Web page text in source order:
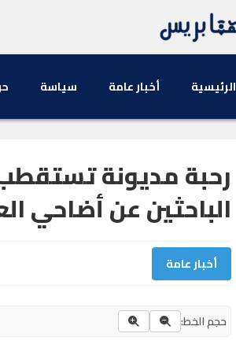
الرئيسية أخبار عامة سياسة
رحبة مديونة
الباحثين عن أضاحي
أخبار عامة
حجم الخط: